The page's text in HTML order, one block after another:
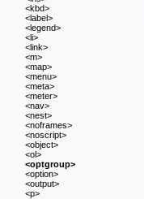
<kbd>
<label>
<legend>
<li>
<link>
<m>
<map>
<menu>
<meta>
<meter>
<nav>
<nest>
<noframes>
<noscript>
<object>
<ol>
<optgroup>
<option>
<output>
<p>